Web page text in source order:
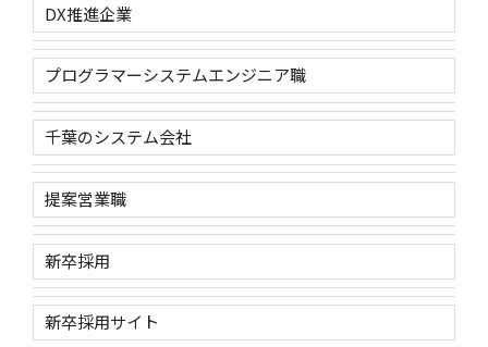
DX推進企業
プログラマーシステムエンジニア職
千葉のシステム会社
提案営業職
新卒採用
新卒採用サイト